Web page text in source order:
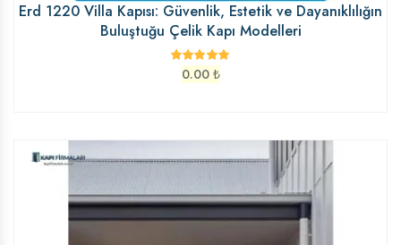
Erd 1220 Villa Kapısı: Güvenlik, Estetik ve Dayanıklılığın
Buluştuğu Çelik Kapı Modelleri
0.00 ₺